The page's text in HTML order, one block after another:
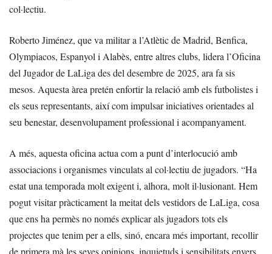
col·lectiu.
Roberto Jiménez, que va militar a l’Atlètic de Madrid, Benfica,
Olympiacos, Espanyol i Alabès, entre altres clubs, lidera l’Oficina
del Jugador de LaLiga des del desembre de 2025, ara fa sis
mesos. Aquesta àrea pretén enfortir la relació amb els futbolistes i
els seus representants, així com impulsar iniciatives orientades al
seu benestar, desenvolupament professional i acompanyament.
A més, aquesta oficina actua com a punt d’interlocució amb
associacions i organismes vinculats al col·lectiu de jugadors. “Ha
estat una temporada molt exigent i, alhora, molt il·lusionant. Hem
pogut visitar pràcticament la meitat dels vestidors de LaLiga, cosa
que ens ha permès no només explicar als jugadors tots els
projectes que tenim per a ells, sinó, encara més important, recollir
de primera mà les seves opinions, inquietuds i sensibilitats envers